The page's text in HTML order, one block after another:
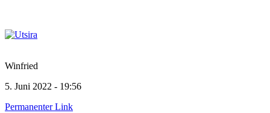
Winfried
5. Juni 2022 - 19:56
Permanenter Link